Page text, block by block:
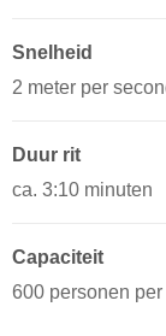
Snelheid
2 meter per
Duur rit
ca. 3:10 minuten
Capaciteit
600 personen per